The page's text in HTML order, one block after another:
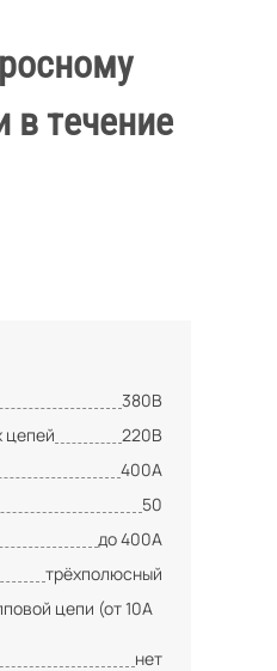
в течение
380В
цепей
220В
400А
50
до 400А
трёхполюсный
цепи (от 10А
нет